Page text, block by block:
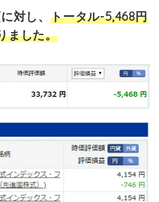
対し、 トータル-5,468円
ました。